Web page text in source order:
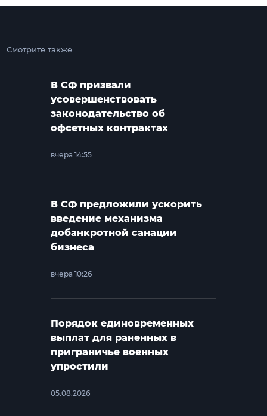
Смотрите также
В СФ призвали
усовершенствовать
законодательство об
офсетных контрактах
вчера 14:55
В СФ предложили ускорить
введение механизма
добанкротной санации
бизнеса
вчера 10:26
Порядок единовременных
выплат для раненных в
приграничье военных
упростили
05.08.2026